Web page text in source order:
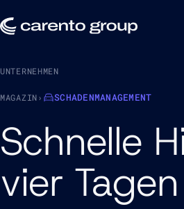
UNTERNEHMEN
MAGAZIN› SCHADENMANAGEMENT
Schnelle
vier